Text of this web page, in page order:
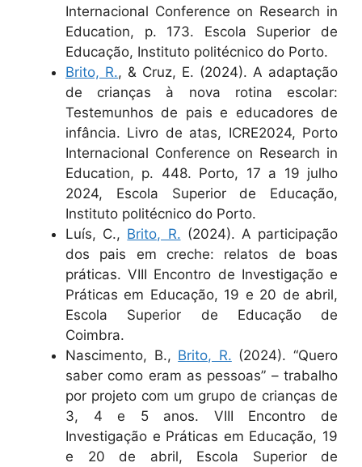
Internacional Conference on Research in
Education, p. 173. Escola Superior de
Educação, Instituto politécnico do Porto.
Brito, R., & Cruz, E. (2024). A adaptação
de crianças à nova rotina escolar:
Testemunhos de pais e educadores de
infância. Livro de atas, ICRE2024, Porto
Internacional Conference on Research in
Education, p. 448. Porto, 17 a 19 julho
2024, Escola Superior de Educação,
Instituto politécnico do Porto.
Luís, C., Brito, R. (2024). A participação
dos pais em creche: relatos de boas
práticas. VIII Encontro de Investigação e
Práticas em Educação, 19 e 20 de abril,
Escola Superior de Educação de
Coimbra.
Nascimento, B., Brito, R. (2024). “Quero
saber como eram as pessoas” – trabalho
por projeto com um grupo de crianças de
3, 4 e 5 anos. VIII Encontro de
Investigação e Práticas em Educação, 19
e 20 de abril, Escola Superior de